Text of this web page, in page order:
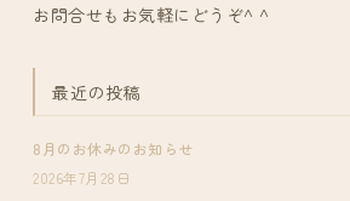
お問合せもお気軽にどうぞ^ ^
最近の投稿
8月のお休みのお知らせ
2026年7月28日